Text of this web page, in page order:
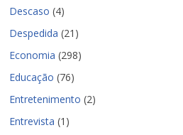
Descaso (4)
Despedida (21)
Economia (298)
Educação (76)
Entretenimento (2)
Entrevista (1)